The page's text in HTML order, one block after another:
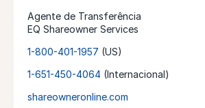
Agente de Transferência
EQ Shareowner Services
1-800-401-1957 (US)
1-651-450-4064 (Internacional)
shareowneronline.com